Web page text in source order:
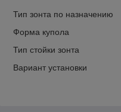
Тип зонта по назначению
Форма купола
Тип стойки зонта
Вариант установки